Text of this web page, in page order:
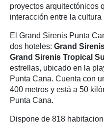
proyectos arquitectónicos
interacción entre la
El Grand Sirenis Punta
dos hoteles: Grand
Grand Sirenis Tropical
estrellas, ubicado en la
Punta Cana. Cuenta con
400 metros y está a 50
Punta Cana.
Dispone de 818